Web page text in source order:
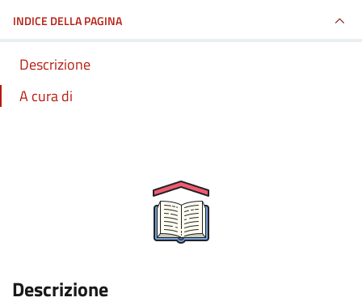
INDICE DELLA PAGINA
Descrizione
A cura di
Descrizione